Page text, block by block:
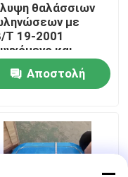
θαλάσσιων
με
T 19-2001
και
χάλυβα,
και
για
πλοία
Αποστολή